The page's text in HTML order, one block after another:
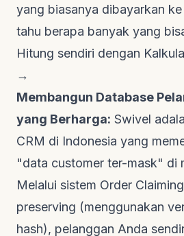
yang biasanya dibayarkan
tahu berapa banyak yang
Hitung sendiri dengan
→
Membangun Database
yang Berharga: Swivel
CRM di Indonesia yang
"data customer ter-mask" di
Melalui sistem Order Claiming
preserving (menggunakan
hash), pelanggan Anda